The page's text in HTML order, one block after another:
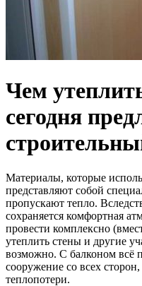
Чем
сегодня
Материалы, которые
представляют собой
пропускают тепло.
сохраняется комфортная
провести комплексно
утеплить стены и другие
возможно. С балконом всё
сооружение со всех
теплопотери.